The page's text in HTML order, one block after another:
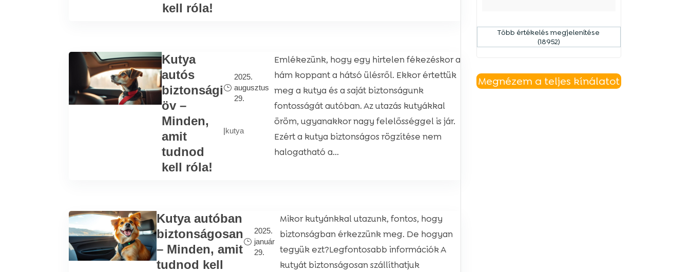
kell róla!
Kutya
autós
biztonsági
öv –
Minden,
amit
tudnod
kell róla!
2025.
augusztus
29.
|kutya
Emlékezünk, hogy egy hirtelen fékezéskor a
hám koppant a hátsó ülésről. Ekkor értettük
meg a kutya és a saját biztonságunk
fontosságát autóban. Az utazás kutyákkal
öröm, ugyanakkor nagy felelősséggel is jár.
Ezért a kutya biztonságos rögzítése nem
halogatható a...
Kutya autóban
biztonságosan
– Minden, amit
tudnod kell
2025.
január
29.
Mikor kutyánkkal utazunk, fontos, hogy
biztonságban érkezzünk meg. De hogyan
tegyük ezt?Legfontosabb információk A
kutyát biztonságosan szállíthatjuk
Több értékelés megjelenítése
(18952)
Megnézem a teljes kínálatot